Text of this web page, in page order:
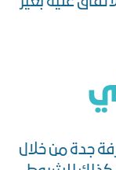
جدة من خلال